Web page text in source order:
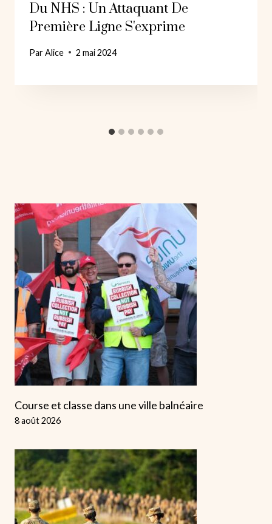
Du NHS : Un Attaquant De
Première Ligne S'exprime
ParAlice 2 mai 2024
Course et classe dans une ville balnéaire
8 août 2026